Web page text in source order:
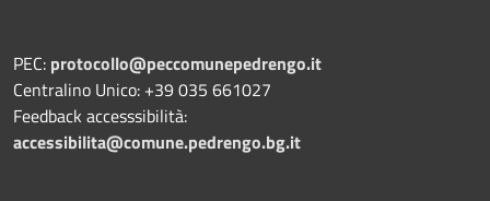
PEC: protocollo@peccomunepedrengo.it
Centralino Unico: +39 035 661027
Feedback accesssibilità:
accessibilita@comune.pedrengo.bg.it